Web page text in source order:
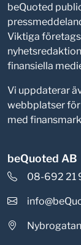
beQuoted
Viktiga
finansiella
Vi uppdaterar
webbplatser
med
beQuoted AB
08-692 21